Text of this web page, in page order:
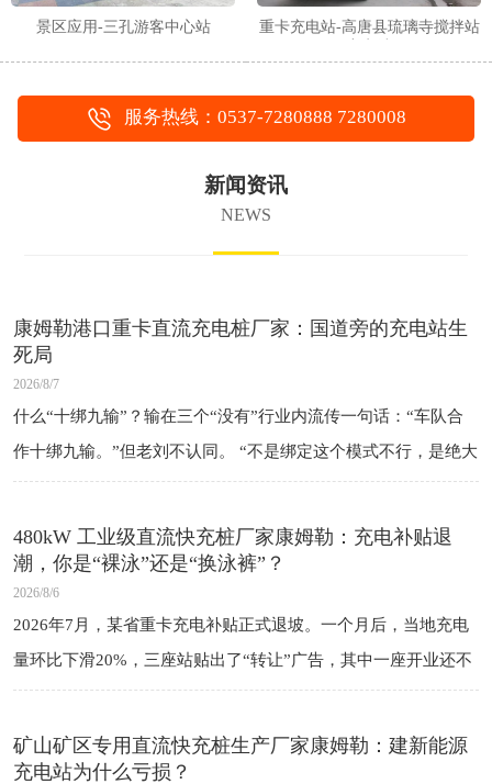
景区应用-三孔游客中心站
重卡充电站-高唐县琉璃寺搅拌站
服务热线：0537-7280888 7280008
新闻资讯
NEWS
康姆勒港口重卡直流充电桩厂家：国道旁的充电站生
死局
2026/8/7
什么“十绑九输”？输在三个“没有”行业内流传一句话：“车队合
作十绑九输。”但老刘不认同。 “不是绑定这个模式不行，是绝大
多数人签的是假绑定——没有保底、没有违约、没有对等。” 一
480kW 工业级直流快充桩厂家康姆勒：充电补贴退
潮，你是“裸泳”还是“换泳裤”？
2026/8/6
2026年7月，某省重卡充电补贴正式退坡。一个月后，当地充电
量环比下滑20%，三座站贴出了“转让”广告，其中一座开业还不
到一年。 司机还是那些司机，车还是那些车，电还是那些电。变
矿山矿区专用直流快充桩生产厂家康姆勒：建新能源
充电站为什么亏损？